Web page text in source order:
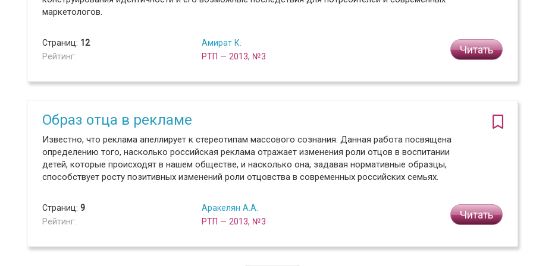
маркетологов.
Страниц: 12
Рейтинг:
Амират К.
РТП — 2013, №3
Читать
Образ отца в рекламе
Известно, что реклама апеллирует к стереотипам массового сознания. Данная работа посвящена
определению того, насколько российская реклама отражает изменения роли отцов в воспитании
детей, которые происходят в нашем обществе, и насколько она, задавая нормативные образцы,
способствует росту позитивных изменений роли отцовства в современных российских семьях.
Страниц: 9
Рейтинг:
Аракелян А.А.
РТП — 2013, №3
Читать